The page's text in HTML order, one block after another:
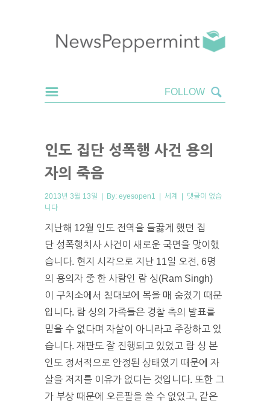
인도 집단 성폭행 사건 용의
자의 죽음
2013년 3월 13일 | By: eyesopen1 | 세계 | 댓글이 없습
니다
지난해 12월 인도 전역을 들끓게 했던 집
단 성폭행치사 사건이 새로운 국면을 맞이했
습니다. 현지 시각으로 지난 11일 오전, 6명
의 용의자 중 한 사람인 람 싱(Ram Singh)
이 구치소에서 침대보에 목을 매 숨졌기 때문
입니다. 람 싱의 가족들은 경찰 측의 발표를
믿을 수 없다며 자살이 아니라고 주장하고 있
습니다. 재판도 잘 진행되고 있었고 람 싱 본
인도 정서적으로 안정된 상태였기 때문에 자
살을 저지를 이유가 없다는 것입니다. 또한 그
가 부상 때문에 오른팔을 쓸 수 없었고, 같은